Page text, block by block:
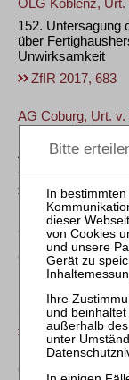
OLG Koblenz, Urt.
152. Untersagung
über
Unwirksamkeit
ZfIR 2017, 683
AG Coburg, Urt. v.
Abs. 3 BGB durch
zur angesparten
ZfIR 2017, 683
Sachen- und
OLG
154. Vermerk
ZfIR 2017, 683
OLG Hamm,